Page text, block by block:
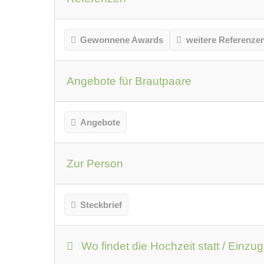
Gewonnene Awards weitere
Angebote für Brautpaare
Angebote
Zur Person
Steckbrief
Wo findet die Hochzeit statt /